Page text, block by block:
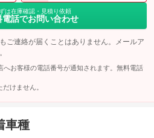
は在庫確認・見積り依頼
電話でお問い合わせ
ご連絡が届くことはありません。メールア
お客様の電話番号が通知されます。無料電話
けません。
車種